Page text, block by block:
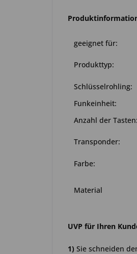
geeignet für:
Produkttyp:
Schlüsselrohling:
Funkeinheit:
Anzahl der Tasten:
Transponder:
Farbe:
Material
UVP für Ihren
1) Sie schneiden